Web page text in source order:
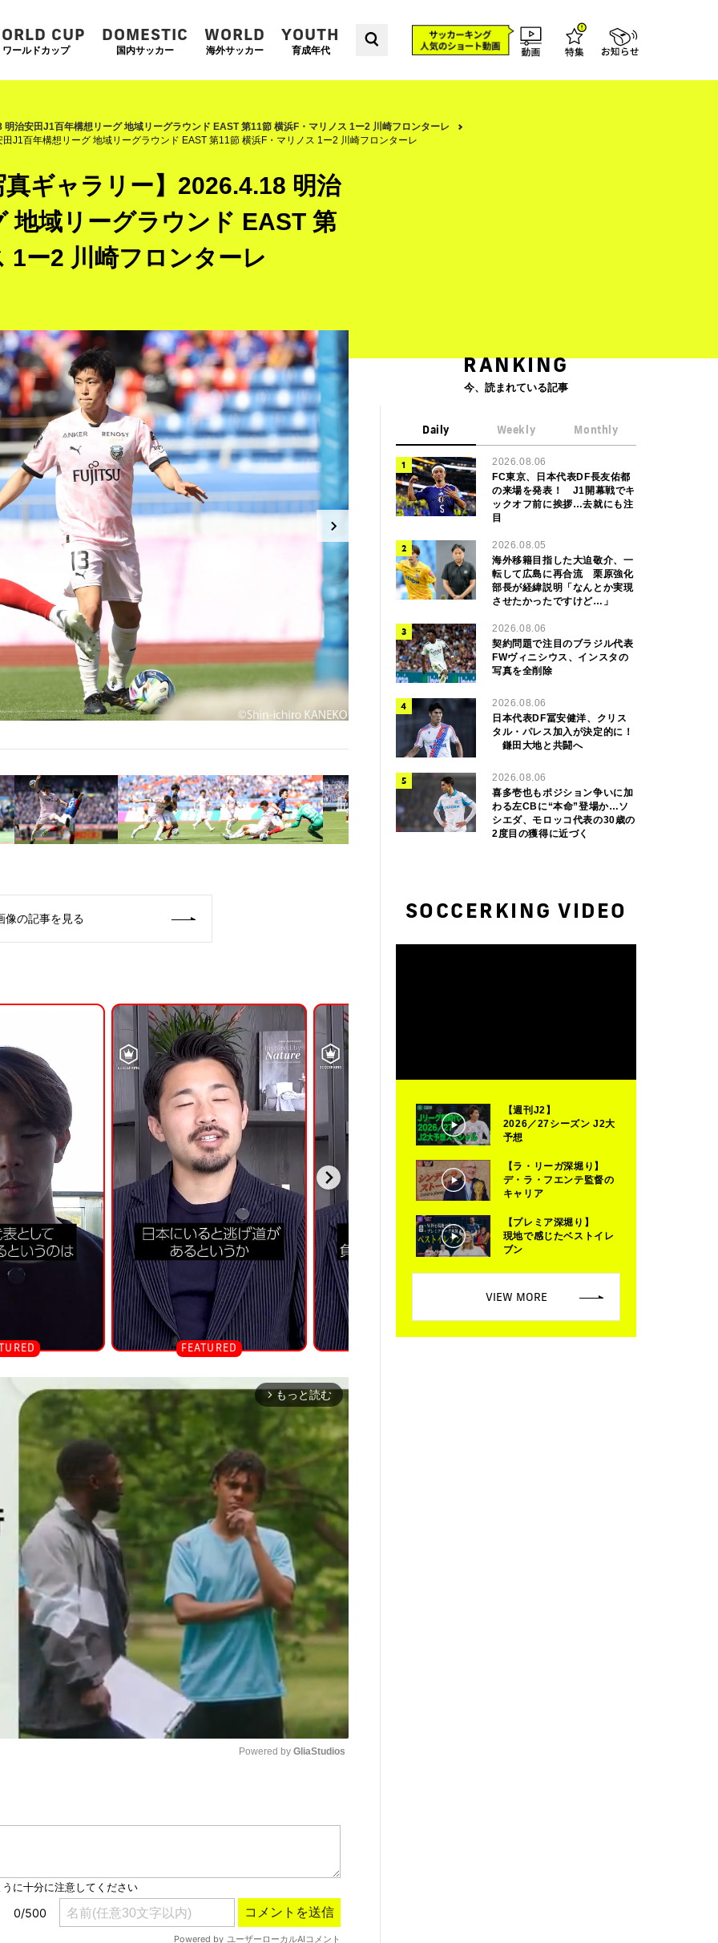
CUP
ワールドカップ
DOMESTIC
国内サッカー
WORLD
海外サッカー
YOUTH
育成年代
治安田J1百年構想リーグ 地域リーグラウンド EAST 第11節 横浜F・マリノス 1ー2 川崎フロンターレ
J1百年構想リーグ 地域リーグラウンド EAST 第11節 横浜F・マリノス 1ー2 川崎フロンターレ
ギャラリー】2026.4.18 明治
地域リーグラウンド EAST 第
1ー2 川崎フロンターレ
像の記事を見る
arrow_forward_ios もっと読む
Powered by GliaStudios
RANKING
今、読まれている記事
Daily Weekly Monthly
2026.08.06
FC東京、日本代表DF長友佑都
の来場を発表！ J1開幕戦でキ
ックオフ前に挨拶…去就にも注
目
2026.08.05
海外移籍目指した大迫敬介、一
転して広島に再合流 栗原強化
部長が経緯説明「なんとか実現
させたかったですけど…」
2026.08.06
契約問題で注目のブラジル代表
FWヴィニシウス、インスタの
写真を全削除
2026.08.06
日本代表DF冨安健洋、クリス
タル・パレス加入が決定的に！
鎌田大地と共闘へ
2026.08.06
喜多壱也もポジション争いに加
わる左CBに“本命”登場か…ソ
シエダ、モロッコ代表の30歳の
2度目の獲得に近づく
SOCCERKING VIDEO
【週刊J2】
2026／27シーズン J2大
予想
【ラ・リーガ深堀り】
デ・ラ・フエンテ監督の
キャリア
【プレミア深堀り】
現地で感じたベストイレ
ブン
VIEW MORE